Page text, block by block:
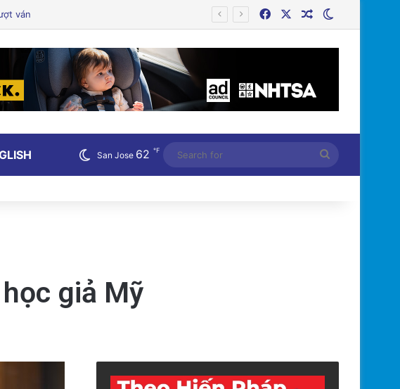
Một Cách Mạnh Mẽ? FacebookRandom Article
San Jose 62 ℉
for
giả Mỹ